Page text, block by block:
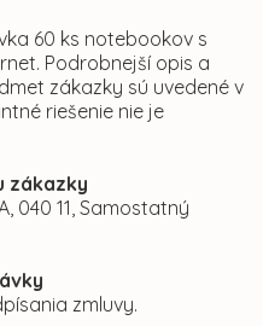
60 ks notebookov s
Podrobnejší opis a
zákazky sú uvedené v
riešenie nie je
zákazky
040 11, Samostatný
zmluvy.